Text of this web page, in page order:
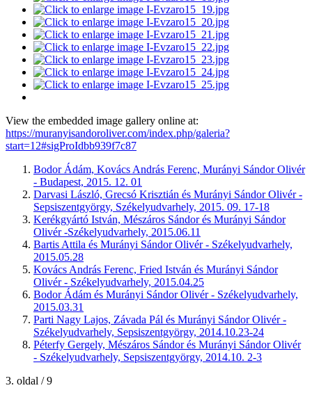
View the embedded image gallery online at:
https://muranyisandoroliver.com/index.php/galeria?
start=12#sigProIdbb939f7c87
Bodor Ádám, Kovács András Ferenc, Murányi Sándor Olivér
- Budapest, 2015. 12. 01
Darvasi László, Grecsó Krisztián és Murányi Sándor Olivér -
Sepsiszentgyörgy, Székelyudvarhely, 2015. 09. 17-18
Kerékgyártó István, Mészáros Sándor és Murányi Sándor
Olivér -Székelyudvarhely, 2015.06.11
Bartis Attila és Murányi Sándor Olivér - Székelyudvarhely,
2015.05.28
Kovács András Ferenc, Fried István és Murányi Sándor
Olivér - Székelyudvarhely, 2015.04.25
Bodor Ádám és Murányi Sándor Olivér - Székelyudvarhely,
2015.03.31
Parti Nagy Lajos, Závada Pál és Murányi Sándor Olivér -
Székelyudvarhely, Sepsiszentgyörgy, 2014.10.23-24
Péterfy Gergely, Mészáros Sándor és Murányi Sándor Olivér
- Székelyudvarhely, Sepsiszentgyörgy, 2014.10. 2-3
3. oldal / 9